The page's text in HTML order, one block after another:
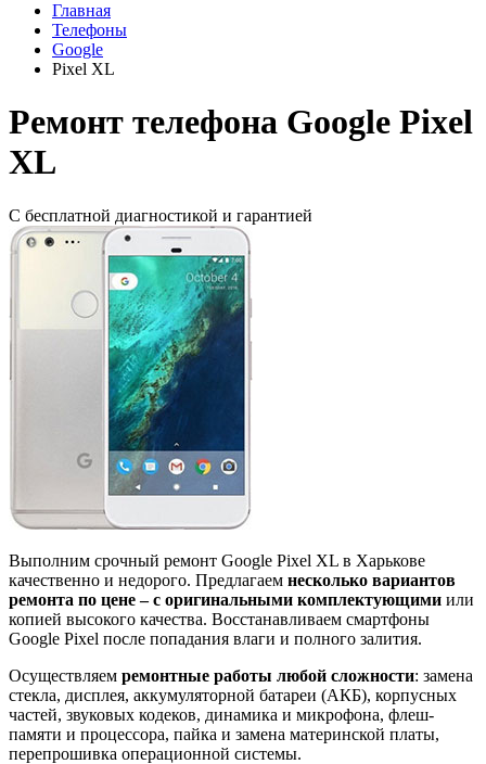
Главная
Телефоны
Google
Pixel XL
Ремонт телефона Google Pixel
XL
С бесплатной диагностикой и гарантией
Выполним срочный ремонт Google Pixel XL в Харькове
качественно и недорого. Предлагаем несколько вариантов
ремонта по цене – с оригинальными комплектующими или
копией высокого качества. Восстанавливаем смартфоны
Google Pixel после попадания влаги и полного залития.
Осуществляем ремонтные работы любой сложности: замена
стекла, дисплея, аккумуляторной батареи (АКБ), корпусных
частей, звуковых кодеков, динамика и микрофона, флеш-
памяти и процессора, пайка и замена материнской платы,
перепрошивка операционной системы.